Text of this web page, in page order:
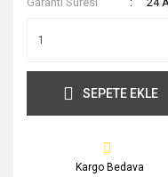
SEPETE EKLE
Kargo Bedava